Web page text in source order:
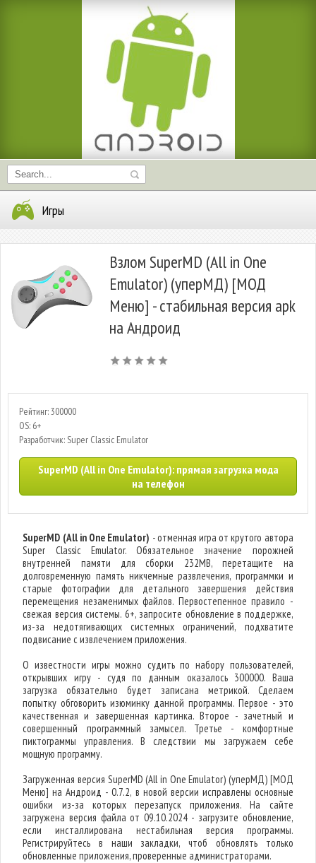
Игры
Взлом SuperMD (All in One
Emulator) (уперМД) [МОД
Меню] - стабильная версия apk
на Андроид
Рейтинг: 300000
OS: 6+
Разработчик: Super Classic Emulator
SuperMD (All in One Emulator): прямая загрузка мода
на телефон
SuperMD (All in One Emulator) - отменная игра от крутого автора
Super Classic Emulator. Обязательное значение порожней
внутренней памяти для сборки 232MB, перетащите на
долговременную память никчемные развлечения, программки и
старые фотографии для детального завершения действия
перемещения незаменимых файлов. Первостепенное правило -
свежая версия системы. 6+, запросите обновление в поддержке,
из-за недотягивающих системных ограничений, подхватите
подвисание с извлечением приложения.
О известности игры можно судить по набору пользователей,
открывших игру - судя по данным оказалось 300000. Ваша
загрузка обязательно будет записана метрикой. Сделаем
попытку обговорить изюминку данной программы. Первое - это
качественная и завершенная картинка. Второе - зачетный и
совершенный программный замысел. Третье - комфортные
пиктограммы управления. В следствии мы загружаем себе
мощную программу.
Загруженная версия SuperMD (All in One Emulator) (уперМД) [МОД
Меню] на Андроид - 0.7.2, в новой версии исправлены основные
ошибки из-за которых перезапуск приложения. На сайте
загружена версия файла от 09.10.2024 - загрузите обновление,
если инсталлирована нестабильная версия программы.
Регистрируйтесь в наши закладки, чтоб обновлять только
обновленные приложения, проверенные администраторами.